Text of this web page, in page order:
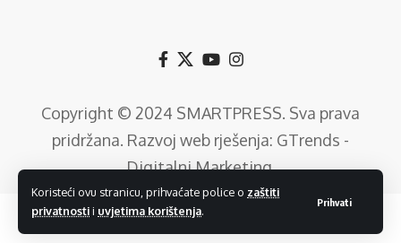
Koristeći ovu stranicu, prihvaćate police o zaštiti
privatnostii uvjetima korištenja.
Prihvati
Copyright © 2024 SMARTPRESS. Sva prava
pridržana. Razvoj web rješenja: GTrends -
Digitalni Marketing.